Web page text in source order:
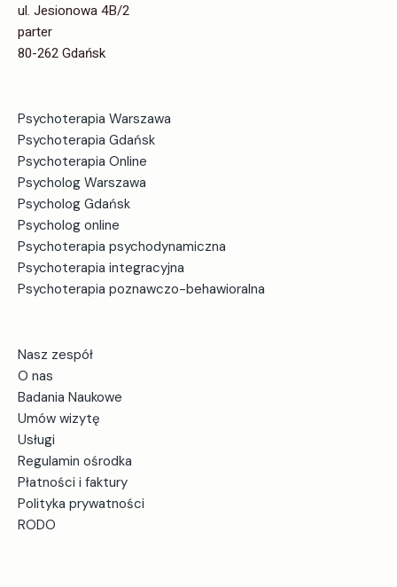
ul. Jesionowa 4B/2
parter
80-262 Gdańsk
Psychoterapia Warszawa
Psychoterapia Gdańsk
Psychoterapia Online
Psycholog Warszawa
Psycholog Gdańsk
Psycholog online
Psychoterapia psychodynamiczna
Psychoterapia integracyjna
Psychoterapia poznawczo-behawioralna
Nasz zespół
O nas
Badania Naukowe
Umów wizytę
Usługi
Regulamin ośrodka
Płatności i faktury
Polityka prywatności
RODO